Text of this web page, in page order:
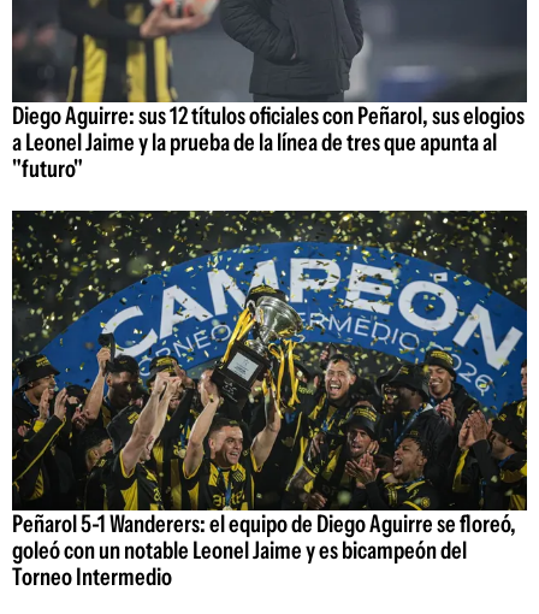
Diego Aguirre: sus 12 títulos oficiales con Peñarol, sus elogios
a Leonel Jaime y la prueba de la línea de tres que apunta al
"futuro"
Peñarol 5-1 Wanderers: el equipo de Diego Aguirre se floreó,
goleó con un notable Leonel Jaime y es bicampeón del
Torneo Intermedio